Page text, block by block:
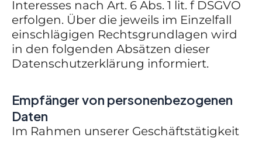
Interesses nach Art. 6 Abs. 1 lit. f DSGVO
erfolgen. Über die jeweils im Einzelfall
einschlägigen Rechtsgrundlagen wird
in den folgenden Absätzen dieser
Datenschutzerklärung informiert.
Empfänger von personenbezogenen
Daten
Im Rahmen unserer Geschäftstätigkeit